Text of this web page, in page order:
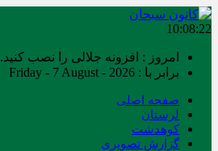
10:08:23
امروز : افزونه جلالی را نصب کنید.
برابر با : Friday - 7 August - 2026
صفحه اصلی
لرستان
کوهدشت
گزارش تصویری